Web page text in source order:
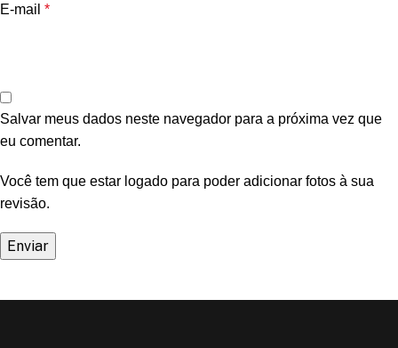
E-mail *
Salvar meus dados neste navegador para a próxima vez que
eu comentar.
Você tem que estar logado para poder adicionar fotos à sua
revisão.